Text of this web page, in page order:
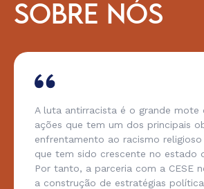
SOBRE NÓS
A luta antirracista é o grande mote
ações que tem um dos principais
enfrentamento ao racismo religioso
que tem sido crescente no estado
Por tanto, a parceria com a CESE
a construção de estratégias